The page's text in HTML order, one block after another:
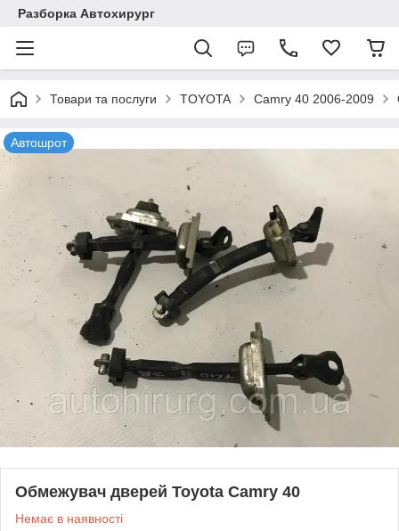
Разборка Автохирург
Товари та послуги TOYOTA Camry 40 2006-2009
Автошрот
Обмежувач дверей Toyota Camry 40
Немає в наявності